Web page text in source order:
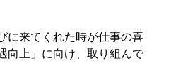
に来てくれた時が仕事の喜
向上」に向け、取り組んで